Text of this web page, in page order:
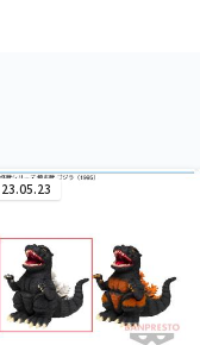
23.05.23